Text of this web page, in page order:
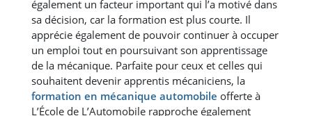
également un facteur important qui l’a motivé dans
sa décision, car la formation est plus courte. Il
apprécie également de pouvoir continuer à occuper
un emploi tout en poursuivant son apprentissage
de la mécanique. Parfaite pour ceux et celles qui
souhaitent devenir apprentis mécaniciens, la
formation en mécanique automobile offerte à
L’École de L’Automobile rapproche également